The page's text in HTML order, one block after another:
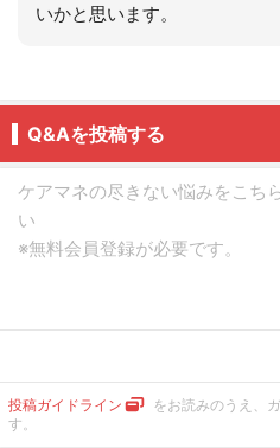
いかと思います。
Q&Aを投稿する
投稿ガイドライン
をお読みのうえ、
す。